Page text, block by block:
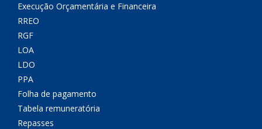
Execução Orçamentária e Financeira
RREO
RGF
LOA
LDO
PPA
Folha de pagamento
Tabela remuneratória
Repasses